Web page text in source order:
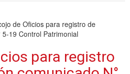
de Oficios para registro de
19 Control Patrimonial
para registro